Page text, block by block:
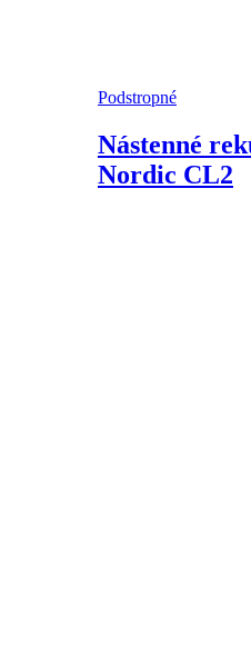
Podstropné
Nástenné
Nordic CL2